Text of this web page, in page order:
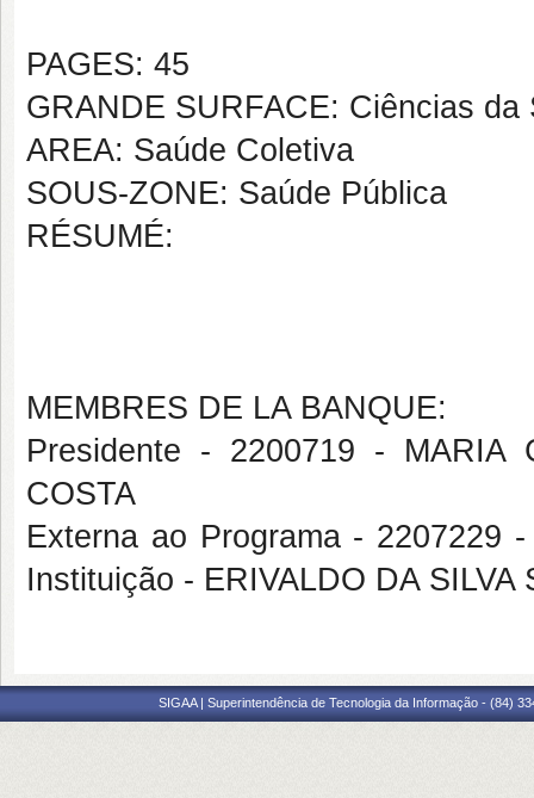
PAGES: 45
GRANDE SURFACE: Ciências da
AREA: Saúde Coletiva
SOUS-ZONE: Saúde Pública
RÉSUMÉ:
MEMBRES DE LA BANQUE:
Presidente - 2200719 - MARIA
COSTA
Externa ao Programa - 2207229
Instituição - ERIVALDO DA SILVA
SIGAA | Superintendência de Tecnologia da Informação - (84)